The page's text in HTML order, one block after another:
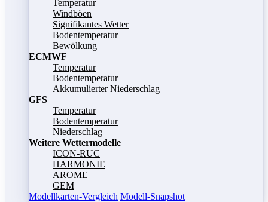
Temperatur
Windböen
Signifikantes Wetter
Bodentemperatur
Bewölkung
ECMWF
Temperatur
Bodentemperatur
Akkumulierter Niederschlag
GFS
Temperatur
Bodentemperatur
Niederschlag
Weitere Wettermodelle
ICON-RUC
HARMONIE
AROME
GEM
Modellkarten-Vergleich Modell-Snapshot